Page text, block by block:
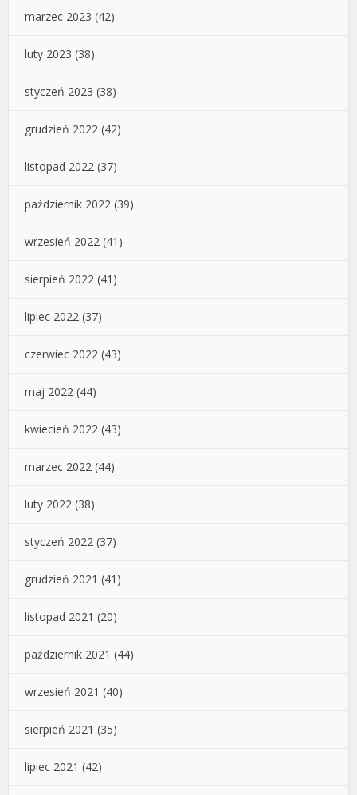
marzec 2023 (42)
luty 2023 (38)
styczeń 2023 (38)
grudzień 2022 (42)
listopad 2022 (37)
październik 2022 (39)
wrzesień 2022 (41)
sierpień 2022 (41)
lipiec 2022 (37)
czerwiec 2022 (43)
maj 2022 (44)
kwiecień 2022 (43)
marzec 2022 (44)
luty 2022 (38)
styczeń 2022 (37)
grudzień 2021 (41)
listopad 2021 (20)
październik 2021 (44)
wrzesień 2021 (40)
sierpień 2021 (35)
lipiec 2021 (42)